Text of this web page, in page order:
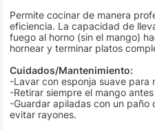
Permite cocinar de manera
eficiencia. La capacidad de
fuego al horno (sin el mango)
hornear y terminar platos
Cuidados/Mantenimiento:
-Lavar con esponja suave para
-Retirar siempre el mango
-Guardar apiladas con un
evitar rayones.